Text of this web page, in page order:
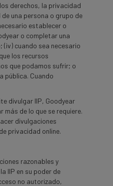
derechos, la privacidad
una persona o grupo de
establecer o
o completar una
cuando sea necesario
los recursos
que podamos sufrir; o
pública. Cuando
divulgar IIP, Goodyear
más de lo que se requiere.
divulgaciones
privacidad online.
razonables y
IIP en su poder de
no autorizado,